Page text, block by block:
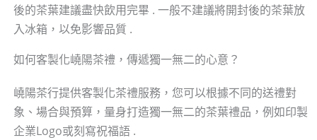
後的茶葉建議盡快飲用完畢 . 一般不建議將開封後的茶葉放
入冰箱，以免影響品質 .
如何客製化嶢陽茶禮，傳遞獨一無二的心意？
嶢陽茶行提供客製化茶禮服務，您可以根據不同的送禮對
象、場合與預算，量身打造獨一無二的茶葉禮品，例如印製
企業Logo或刻寫祝福語 .